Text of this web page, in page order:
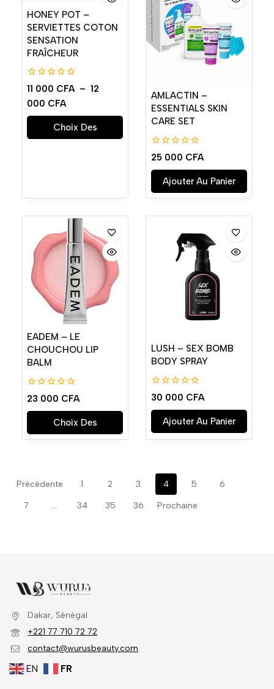
HONEY POT –
SERVIETTES COTON
SENSATION
FRAÎCHEUR
0
de
5
11 000 CFA – 12
000 CFA
Choix Des
AMLACTIN –
ESSENTIALS SKIN
CARE SET
0
de
5
25 000 CFA
Ajouter Au Panier
EADEM – LE
CHOUCHOU LIP
BALM
0
de
5
23 000 CFA
Choix Des
Options
LUSH – SEX BOMB
BODY SPRAY
0
de
5
30 000 CFA
Ajouter Au Panier
Précédente 1 2 3 4 5 6
7 … 34 35 36 Prochaine
Dakar, Sénégal
+221 77 710 72 72
contact@wurusbeauty.com
EN FR